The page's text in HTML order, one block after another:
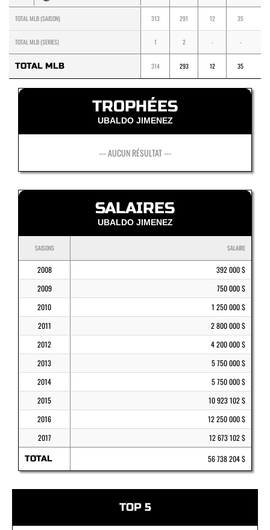
TOTAL MLB (SAISON) 313 291 12 35
TOTAL MLB (SERIES) 1 2 - -
TOTAL MLB 314 293 12 35
TROPHÉES
UBALDO JIMENEZ
--- AUCUN RÉSULTAT ---
SALAIRES
UBALDO JIMENEZ
SAISONS SALAIRE
2008
392 000 $
2009
750 000 $
2010
1 250 000 $
2011
2 800 000 $
2012
4 200 000 $
2013
5 750 000 $
2014
5 750 000 $
2015
10 923 102 $
2016
12 250 000 $
2017
12 673 102 $
TOTAL 56 738 204 $
TOP 5